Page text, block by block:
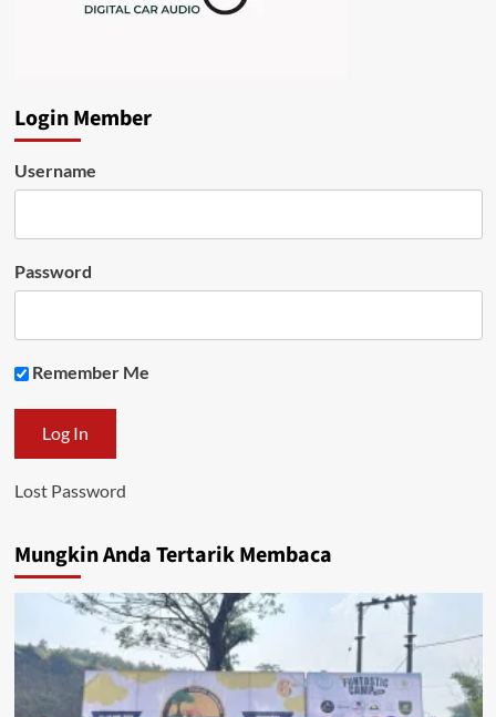
Login Member
Username
Password
Remember Me
Lost Password
Mungkin Anda Tertarik Membaca